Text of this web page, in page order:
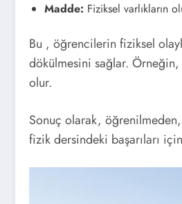
Madde: Fiziksel varlıkların
Bu , öğrencilerin fiziksel
dökülmesini sağlar.
olur.
Sonuç olarak,
fizik dersindeki başarıları